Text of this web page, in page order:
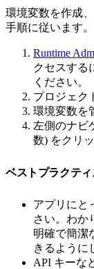
環境変数を作成
手順に従います。
Runtime
クセスする
ください。
プロジェク
環境変数を
左側のナビ
数) をクリ
ベストプラクティ
アプリにと
さい。わか
明確で簡潔
きるように
API キーな